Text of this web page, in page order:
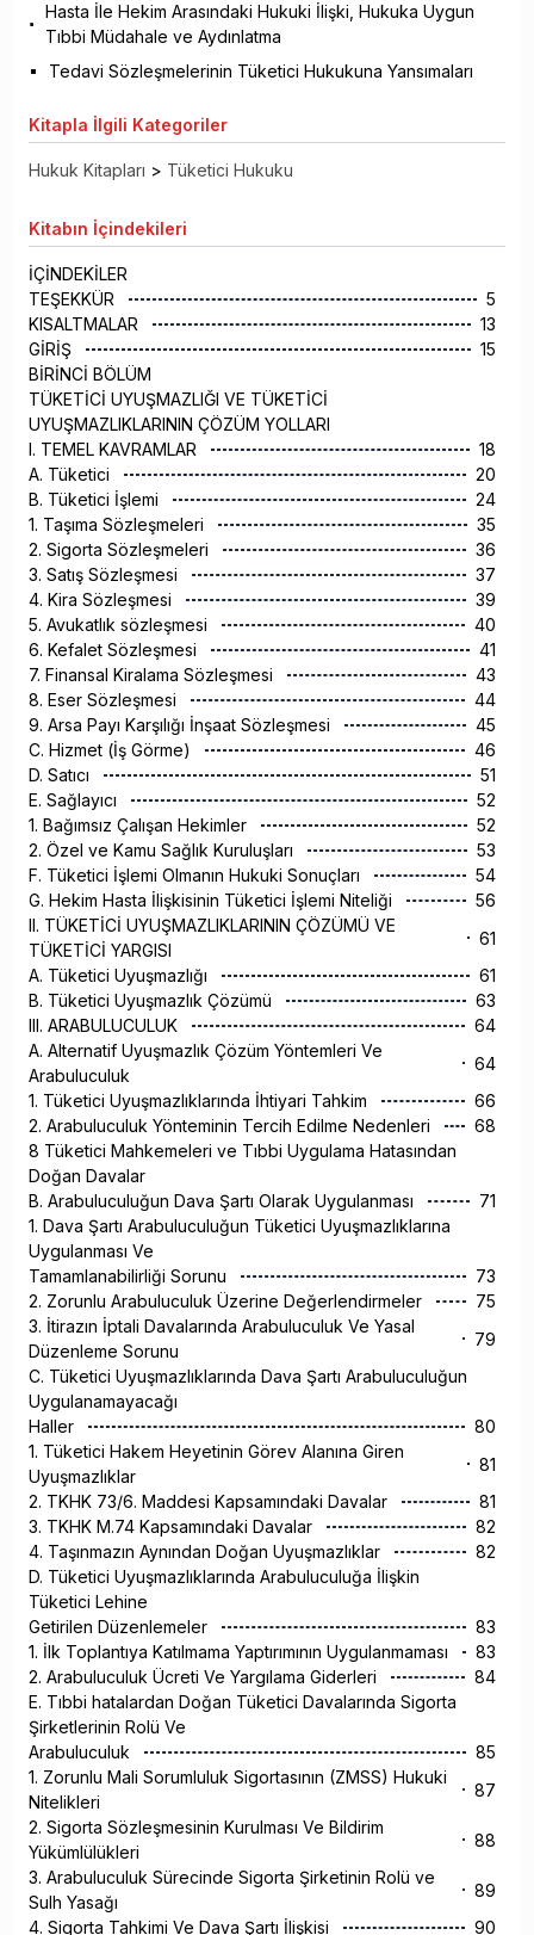
Hasta İle Hekim Arasındaki Hukuki İlişki, Hukuka Uygun
Tıbbi Müdahale ve Aydınlatma
Tedavi Sözleşmelerinin Tüketici Hukukuna Yansımaları
Kitapla İlgili Kategoriler
Hukuk Kitapları > Tüketici Hukuku
Kitabın İçindekileri
İÇİNDEKİLER
TEŞEKKÜR
5
KISALTMALAR
13
GİRİŞ
15
BİRİNCİ BÖLÜM
TÜKETİCİ UYUŞMAZLIĞI VE TÜKETİCİ
UYUŞMAZLIKLARININ ÇÖZÜM YOLLARI
I. TEMEL KAVRAMLAR
18
A. Tüketici
20
B. Tüketici İşlemi
24
1. Taşıma Sözleşmeleri
35
2. Sigorta Sözleşmeleri
36
3. Satış Sözleşmesi
37
4. Kira Sözleşmesi
39
5. Avukatlık sözleşmesi
40
6. Kefalet Sözleşmesi
41
7. Finansal Kiralama Sözleşmesi
43
8. Eser Sözleşmesi
44
9. Arsa Payı Karşılığı İnşaat Sözleşmesi
45
C. Hizmet (İş Görme)
46
D. Satıcı
51
E. Sağlayıcı
52
1. Bağımsız Çalışan Hekimler
52
2. Özel ve Kamu Sağlık Kuruluşları
53
F. Tüketici İşlemi Olmanın Hukuki Sonuçları
54
G. Hekim Hasta İlişkisinin Tüketici İşlemi Niteliği
56
II. TÜKETİCİ UYUŞMAZLIKLARININ ÇÖZÜMÜ VE
TÜKETİCİ YARGISI
61
A. Tüketici Uyuşmazlığı
61
B. Tüketici Uyuşmazlık Çözümü
63
III. ARABULUCULUK
64
A. Alternatif Uyuşmazlık Çözüm Yöntemleri Ve
Arabuluculuk
64
1. Tüketici Uyuşmazlıklarında İhtiyari Tahkim
66
2. Arabuluculuk Yönteminin Tercih Edilme Nedenleri
68
8 Tüketici Mahkemeleri ve Tıbbi Uygulama Hatasından
Doğan Davalar
B. Arabuluculuğun Dava Şartı Olarak Uygulanması
71
1. Dava Şartı Arabuluculuğun Tüketici Uyuşmazlıklarına
Uygulanması Ve
Tamamlanabilirliği Sorunu
73
2. Zorunlu Arabuluculuk Üzerine Değerlendirmeler
75
3. İtirazın İptali Davalarında Arabuluculuk Ve Yasal
Düzenleme Sorunu
79
C. Tüketici Uyuşmazlıklarında Dava Şartı Arabuluculuğun
Uygulanamayacağı
Haller
80
1. Tüketici Hakem Heyetinin Görev Alanına Giren
Uyuşmazlıklar
81
2. TKHK 73/6. Maddesi Kapsamındaki Davalar
81
3. TKHK M.74 Kapsamındaki Davalar
82
4. Taşınmazın Aynından Doğan Uyuşmazlıklar
82
D. Tüketici Uyuşmazlıklarında Arabuluculuğa İlişkin
Tüketici Lehine
Getirilen Düzenlemeler
83
1. İlk Toplantıya Katılmama Yaptırımının Uygulanmaması
83
2. Arabuluculuk Ücreti Ve Yargılama Giderleri
84
E. Tıbbi hatalardan Doğan Tüketici Davalarında Sigorta
Şirketlerinin Rolü Ve
Arabuluculuk
85
1. Zorunlu Mali Sorumluluk Sigortasının (ZMSS) Hukuki
Nitelikleri
87
2. Sigorta Sözleşmesinin Kurulması Ve Bildirim
Yükümlülükleri
88
3. Arabuluculuk Sürecinde Sigorta Şirketinin Rolü ve
Sulh Yasağı
89
4. Sigorta Tahkimi Ve Dava Şartı İlişkisi
90